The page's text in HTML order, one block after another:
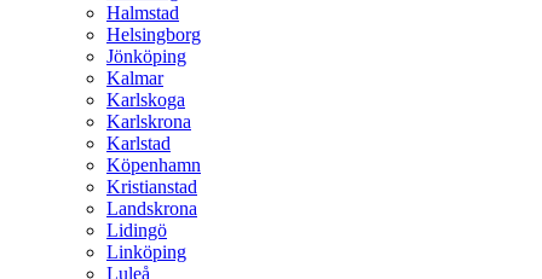
Halmstad
Helsingborg
Jönköping
Kalmar
Karlskoga
Karlskrona
Karlstad
Köpenhamn
Kristianstad
Landskrona
Lidingö
Linköping
Luleå